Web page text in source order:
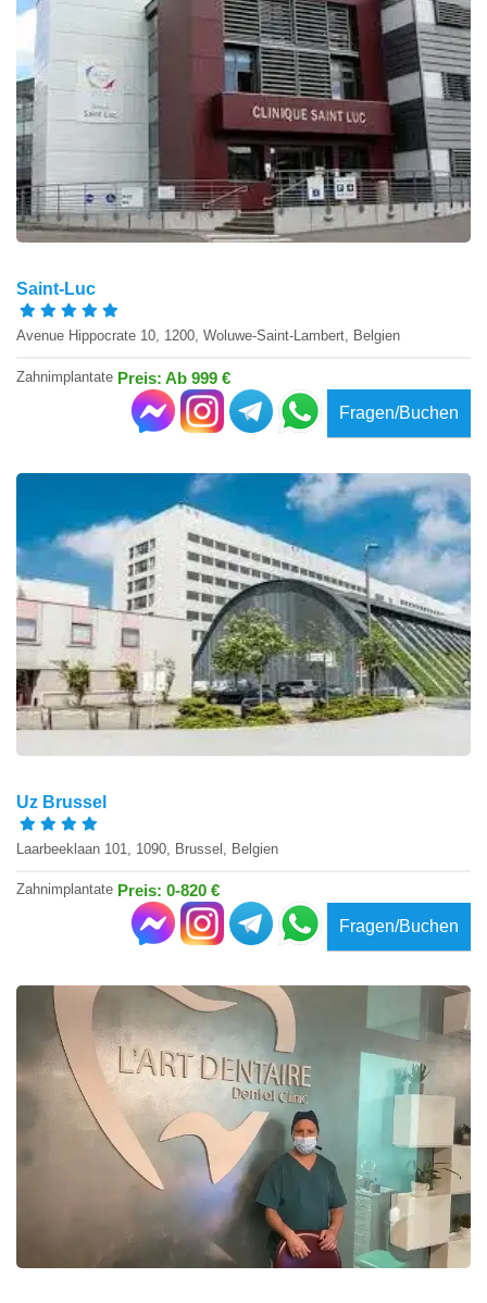
Saint-Luc
Avenue Hippocrate 10, 1200, Woluwe-Saint-Lambert, Belgien
Zahnimplantate Preis: Ab 999 €
Fragen/Buchen
Uz Brussel
Laarbeeklaan 101, 1090, Brussel, Belgien
Zahnimplantate Preis: 0-820 €
Fragen/Buchen